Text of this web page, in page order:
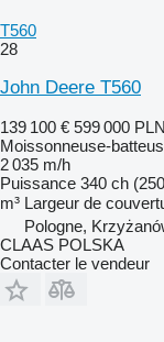
T560
28
John Deere T560
139 100 € 599 000 PLN
Moissonneuse-
2 035 m/h
Puissance 340 ch
m³ Largeur de
Pologne,
CLAAS POLSKA
Contacter le vendeur